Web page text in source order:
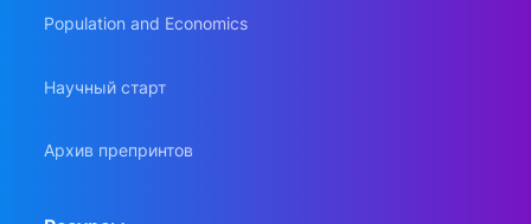
Population and Economics
Научный старт
Архив препринтов